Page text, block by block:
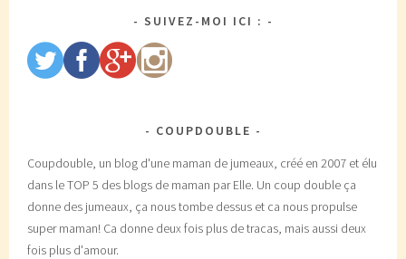
SUIVEZ-MOI ICI :
COUPDOUBLE
Coupdouble, un blog d'une maman de jumeaux, créé en 2007 et élu
dans le TOP 5 des blogs de maman par Elle. Un coup double ça
donne des jumeaux, ça nous tombe dessus et ca nous propulse
super maman! Ca donne deux fois plus de tracas, mais aussi deux
fois plus d'amour.